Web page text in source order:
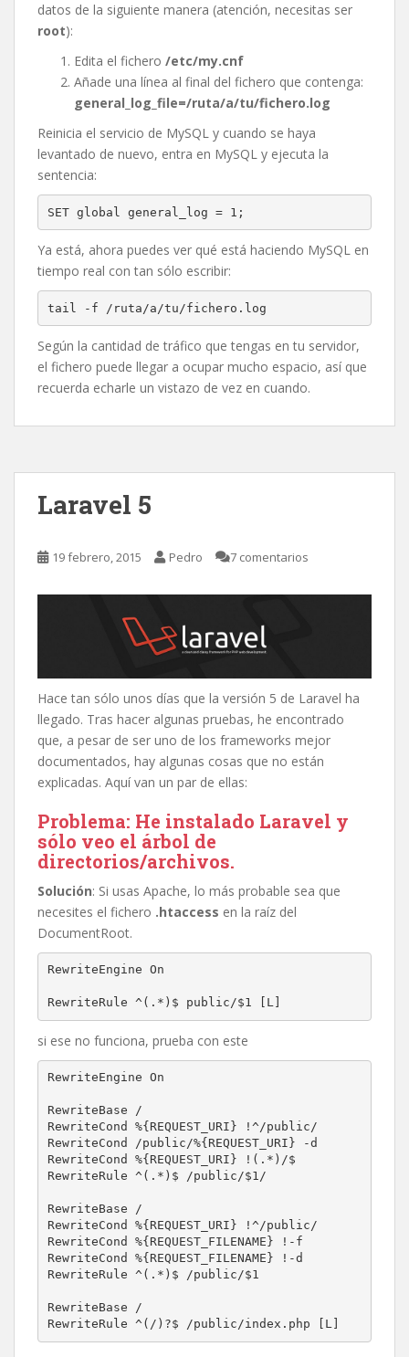
datos de la siguiente manera (atención, necesitas ser
root):
Edita el fichero /etc/my.cnf
Añade una línea al final del fichero que contenga:
general_log_file=/ruta/a/tu/fichero.log
Reinicia el servicio de MySQL y cuando se haya
levantado de nuevo, entra en MySQL y ejecuta la
sentencia:
SET global general_log = 1;
Ya está, ahora puedes ver qué está haciendo MySQL en
tiempo real con tan sólo escribir:
tail -f /ruta/a/tu/fichero.log
Según la cantidad de tráfico que tengas en tu servidor,
el fichero puede llegar a ocupar mucho espacio, así que
recuerda echarle un vistazo de vez en cuando.
Laravel 5
19 febrero, 2015 Pedro 7 comentarios
Hace tan sólo unos días que la versión 5 de Laravel ha
llegado. Tras hacer algunas pruebas, he encontrado
que, a pesar de ser uno de los frameworks mejor
documentados, hay algunas cosas que no están
explicadas. Aquí van un par de ellas:
Problema: He instalado Laravel y
sólo veo el árbol de
directorios/archivos.
Solución: Si usas Apache, lo más probable sea que
necesites el fichero .htaccess en la raíz del
DocumentRoot.
RewriteEngine On
RewriteRule ^(.*)$ public/$1 [L]
si ese no funciona, prueba con este
RewriteEngine On
RewriteBase /
RewriteCond %{REQUEST_URI} !^/public/
RewriteCond /public/%{REQUEST_URI} -d
RewriteCond %{REQUEST_URI} !(.*)/$
RewriteRule ^(.*)$ /public/$1/
RewriteBase /
RewriteCond %{REQUEST_URI} !^/public/
RewriteCond %{REQUEST_FILENAME} !-f
RewriteCond %{REQUEST_FILENAME} !-d
RewriteRule ^(.*)$ /public/$1
RewriteBase /
RewriteRule ^(/)?$ /public/index.php [L]